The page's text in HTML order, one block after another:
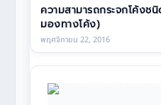
ความสามารถกระจกโค้งช
มองทางโค้ง)
พฤศจิกายน 22, 2016